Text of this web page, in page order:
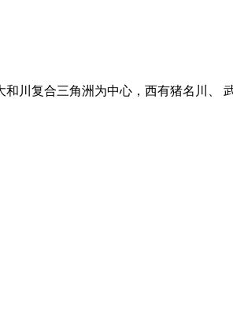
川复合三角洲为中心，西有猪名川、